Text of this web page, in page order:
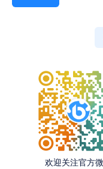
欢迎关注官方